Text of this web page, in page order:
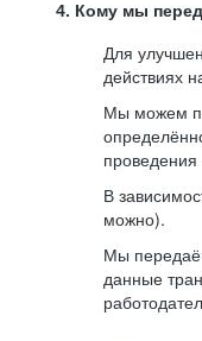
4. Кому мы
Для
действиях
Мы можем
В
можно).
Мы
данные